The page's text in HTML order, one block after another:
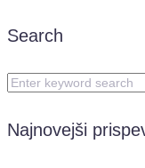
Search
Najnovejši